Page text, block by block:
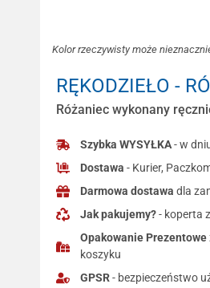
Kolor rzeczywisty może
RĘKODZIEŁO -
Różaniec wykonany
Szybka WYSYŁKA- w
Dostawa - Kurier,
Darmowa dostawa dla
Jak pakujemy?- koperta
Opakowanie Prezentowe
koszyku
GPSR- bezpieczeństwo